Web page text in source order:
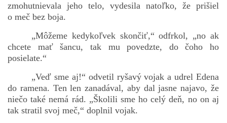
zmohutnievala jeho telo, vydesila natoľko, že prišiel
o meč bez boja.
„Môžeme kedykoľvek skončiť,“ odfrkol, „no ak
chcete mať šancu, tak mu povedzte, do čoho ho
posielate.“
„Veď sme aj!“ odvetil ryšavý vojak a udrel Edena
do ramena. Ten len zanadával, aby dal jasne najavo, že
niečo také nemá rád. „Školili sme ho celý deň, no on aj
tak stratil svoj meč,“ doplnil vojak.